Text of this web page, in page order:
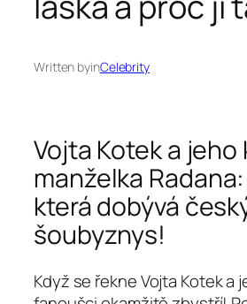
Written byinCelebrity
Vojta Kotek a jeho
manželka
která dobývá
šoubyznys!
Když se řekne Vojta Kotek a